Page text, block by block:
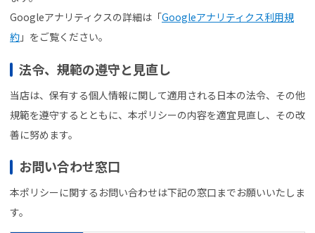
Googleアナリティクスの詳細は「Googleアナリティクス利用規
約 」をご覧ください。
法令、規範の遵守と見直し
当店は、保有する個人情報に関して適用される日本の法令、その他
規範を遵守するとともに、本ポリシーの内容を適宜見直し、その改
善に努めます。
お問い合わせ窓口
本ポリシーに関するお問い合わせは下記の窓口までお願いいたしま
す。